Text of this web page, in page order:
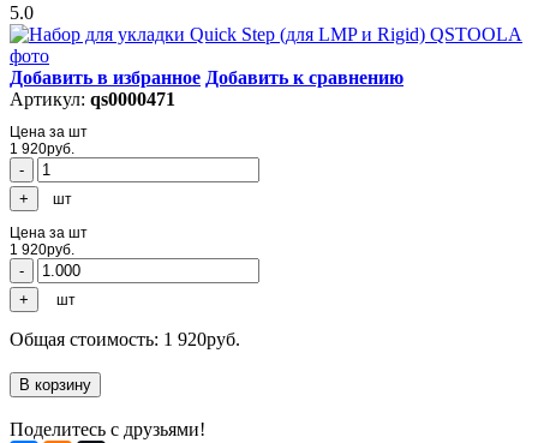
5.0
Добавить в избранное Добавить к сравнению
Артикул: qs0000471
Цена за шт
1 920руб.
шт
Цена за шт
1 920руб.
шт
Общая стоимость: 1 920руб.
Поделитесь с друзьями!